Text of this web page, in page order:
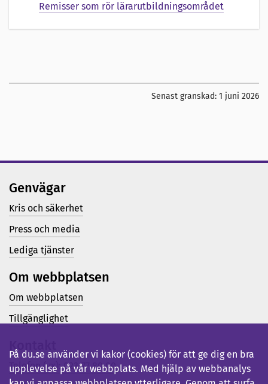
Remisser som rör lärarutbildningsområdet
Senast granskad: 1 juni 2026
Genvägar
Kris och säkerhet
Press och media
Lediga tjänster
Om webbplatsen
Om webbplatsen
Tillgänglighet
Kontakt
Telefon (vx): 023-77 80 00
På du.se använder vi kakor (cookies) för att ge dig en bra
upplevelse på vår webbplats. Med hjälp av webbanalys